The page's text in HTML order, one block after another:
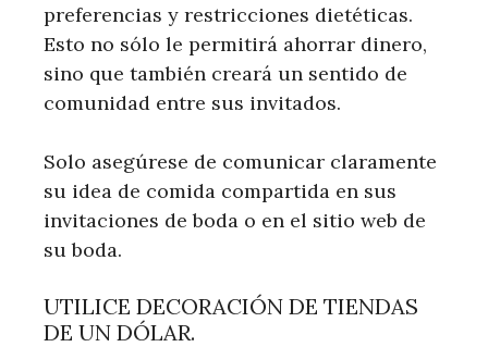
preferencias y restricciones dietéticas.
Esto no sólo le permitirá ahorrar dinero,
sino que también creará un sentido de
comunidad entre sus invitados.
Solo asegúrese de comunicar claramente
su idea de comida compartida en sus
invitaciones de boda o en el sitio web de
su boda.
UTILICE DECORACIÓN DE TIENDAS
DE UN DÓLAR.